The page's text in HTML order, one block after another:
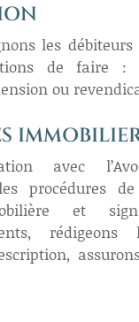
les débiteurs
de faire :
ou
avec
procédures
et
rédigeons